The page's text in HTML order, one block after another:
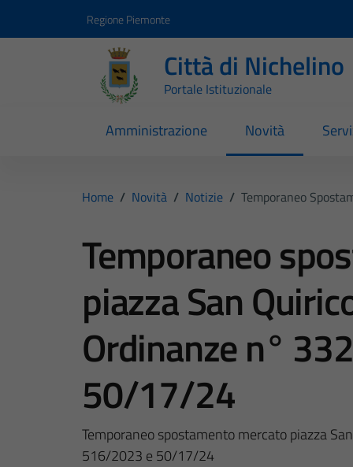
Regione Piemonte
Città di Nichelino
Portale Istituzionale
Amministrazione Novità
Home / Novità / Notizie / Temporaneo
Temporaneo
piazza San
Ordinanze n°
50/17/24
Temporaneo spostamento mercato piazza
516/2023 e 50/17/24